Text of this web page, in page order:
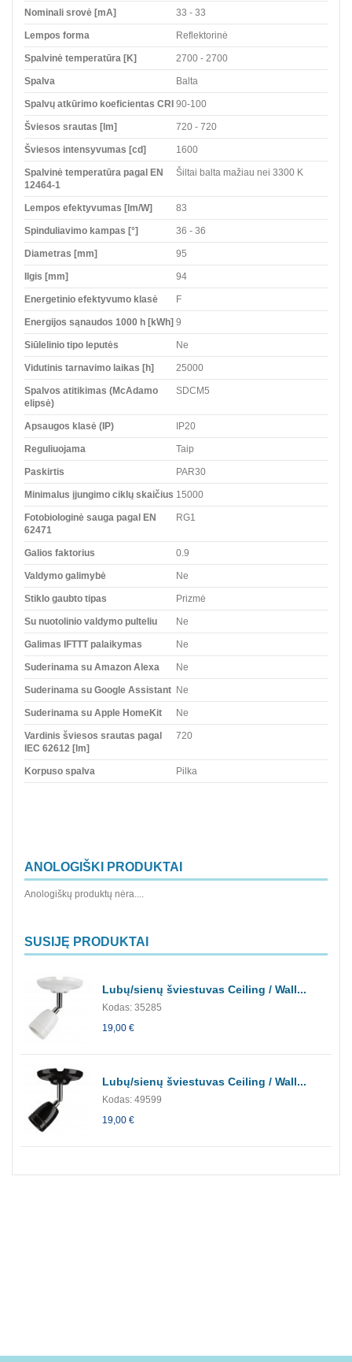
Nominali srovė [mA] 33 - 33
Lempos forma Reflektorinė
Spalvinė temperatūra [K] 2700 - 2700
Spalva Balta
Spalvų atkūrimo koeficientas CRI 90-100
Šviesos srautas [lm] 720 - 720
Šviesos intensyvumas [cd] 1600
Spalvinė temperatūra pagal EN
12464-1
Šiltai balta mažiau nei 3300 K
Lempos efektyvumas [lm/W] 83
Spinduliavimo kampas [°] 36 - 36
Diametras [mm] 95
Ilgis [mm] 94
Energetinio efektyvumo klasė F
Energijos sąnaudos 1000 h [kWh] 9
Siūlelinio tipo leputės Ne
Vidutinis tarnavimo laikas [h] 25000
Spalvos atitikimas (McAdamo
elipsė)
SDCM5
Apsaugos klasė (IP) IP20
Reguliuojama Taip
Paskirtis PAR30
Minimalus įjungimo ciklų skaičius 15000
Fotobiologinė sauga pagal EN
62471
RG1
Galios faktorius 0.9
Valdymo galimybė Ne
Stiklo gaubto tipas Prizmė
Su nuotolinio valdymo pulteliu Ne
Galimas IFTTT palaikymas Ne
Suderinama su Amazon Alexa Ne
Suderinama su Google Assistant Ne
Suderinama su Apple HomeKit Ne
Vardinis šviesos srautas pagal
IEC 62612 [lm]
720
Korpuso spalva Pilka
ANOLOGIŠKI PRODUKTAI
Anologiškų produktų nėra....
SUSIJĘ PRODUKTAI
Lubų/sienų šviestuvas Ceiling / Wall...
Kodas: 35285
19,00 €
Lubų/sienų šviestuvas Ceiling / Wall...
Kodas: 49599
19,00 €